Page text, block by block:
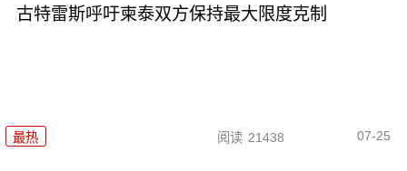
古特雷斯呼吁柬泰双方保持最大限度克制
最热 阅读 21438 07-25